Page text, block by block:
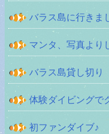
バラス島に行きま
マンタ、写真より
バラス島貸し切り
体験ダイビングで
初ファンダイブ♪